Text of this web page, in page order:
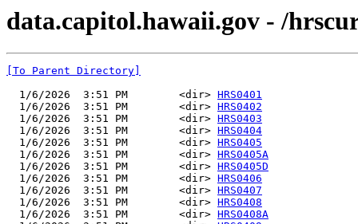
data.capitol.hawaii.gov - /
[To Parent Directory]
  1/6/2026  3:51 PM        <dir>
HRS0401
  1/6/2026  3:51 PM        <dir>
HRS0402
  1/6/2026  3:51 PM        <dir>
HRS0403
  1/6/2026  3:51 PM        <dir>
HRS0404
  1/6/2026  3:51 PM        <dir>
HRS0405
  1/6/2026  3:51 PM        <dir>
HRS0405A
  1/6/2026  3:51 PM        <dir>
HRS0405D
  1/6/2026  3:51 PM        <dir>
HRS0406
  1/6/2026  3:51 PM        <dir>
HRS0407
  1/6/2026  3:51 PM        <dir>
HRS0408
  1/6/2026  3:51 PM        <dir>
HRS0408A